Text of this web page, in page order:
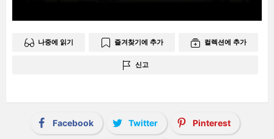
나중에 읽기 즐겨찾기에 추가 컬렉션에 추가
신고
Facebook Twitter Pinterest